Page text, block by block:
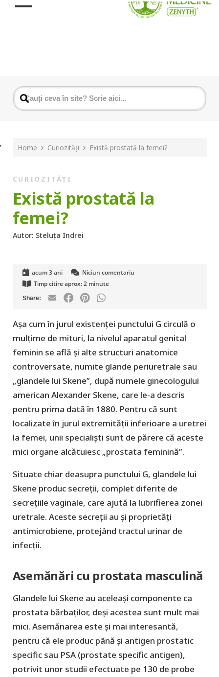
Home Curiozități Există prostată la femei?
CURIOZITĂȚI
Există prostată la
femei?
Autor: Steluța Indrei
acum 3 ani
Niciun comentariu
Timp citire aprox: 2 minute
Așa cum în jurul existenței punctului G circulă o
mulțime de mituri, la nivelul aparatul genital
feminin se află și alte structuri anatomice
controversate, numite glande periuretrale sau
„glandele lui Skene”, după numele ginecologului
american Alexander Skene, care le-a descris
pentru prima dată în 1880. Pentru că sunt
localizate în jurul extremității inferioare a uretrei
la femei, unii specialiști sunt de părere că aceste
mici organe alcătuiesc „prostata feminină”.
Situate chiar deasupra punctului G, glandele lui
Skene produc secreții, complet diferite de
secrețiile vaginale, care ajută la lubrifierea zonei
uretrale. Aceste secreții au și proprietăți
antimicrobiene, protejând tractul urinar de
infecții.
Asemănări cu prostata masculină
Glandele lui Skene au aceleași componente ca
prostata bărbaților, deși acestea sunt mult mai
mici. Asemănarea este și mai interesantă,
pentru că ele produc până și antigen prostatic
specific sau PSA (prostate specific antigen),
potrivit unor studii efectuate pe 130 de probe